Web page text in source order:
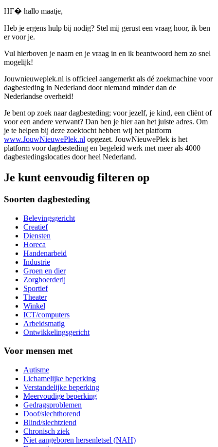
HГ� hallo maatje,
Heb je ergens hulp bij nodig? Stel mij gerust een vraag hoor, ik ben
er voor je.
Vul hierboven je naam en je vraag in en ik beantwoord hem zo snel
mogelijk!
Jouwnieuweplek.nl is officieel aangemerkt als dé zoekmachine voor
dagbesteding in Nederland door niemand minder dan de
Nederlandse overheid!
Je bent op zoek naar dagbesteding; voor jezelf, je kind, een cliënt of
voor een andere verwant? Dan ben je hier aan het juiste adres. Om
je te helpen bij deze zoektocht hebben wij het platform
www.JouwNieuwePlek.nl opgezet. JouwNieuwePlek is het
platform voor dagbesteding en begeleid werk met meer als 4000
dagbestedingslocaties door heel Nederland.
Je kunt eenvoudig filteren op
Soorten dagbesteding
Belevingsgericht
Creatief
Diensten
Horeca
Handenarbeid
Industrie
Groen en dier
Zorgboerderij
Sportief
Theater
Winkel
ICT/computers
Arbeidsmatig
Ontwikkelingsgericht
Voor mensen met
Autisme
Lichamelijke beperking
Verstandelijke beperking
Meervoudige beperking
Gedragsproblemen
Doof/slechthorend
Blind/slechtziend
Chronisch ziek
Niet aangeboren hersenletsel (NAH)